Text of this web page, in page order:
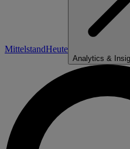
MittelstandHeute
Analytics &